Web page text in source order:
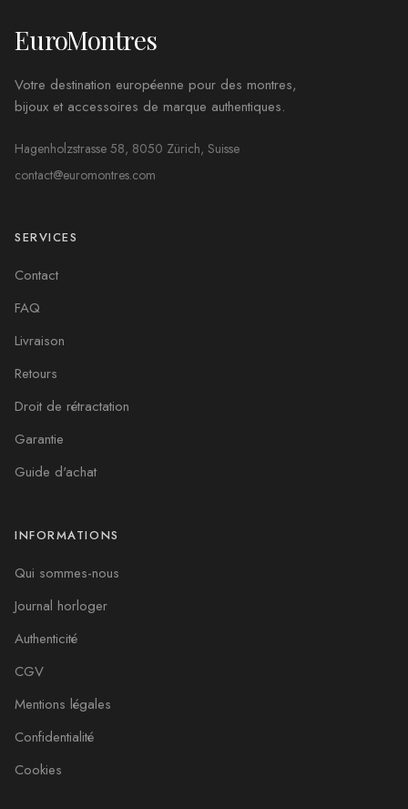
EuroMontres
Votre destination européenne pour des montres,
bijoux et accessoires de marque authentiques.
Hagenholzstrasse 58, 8050 Zürich, Suisse
contact@euromontres.com
SERVICES
Contact
FAQ
Livraison
Retours
Droit de rétractation
Garantie
Guide d'achat
INFORMATIONS
Qui sommes-nous
Journal horloger
Authenticité
CGV
Mentions légales
Confidentialité
Cookies